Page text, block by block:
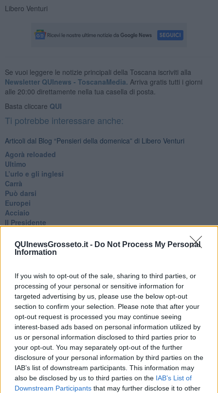
QUInewsGrosseto.it - Do Not Process My Personal
Information
If you wish to opt-out of the sale, sharing to third parties, or
processing of your personal or sensitive information for
targeted advertising by us, please use the below opt-out
section to confirm your selection. Please note that after your
opt-out request is processed you may continue seeing
interest-based ads based on personal information utilized by
us or personal information disclosed to third parties prior to
your opt-out. You may separately opt-out of the further
disclosure of your personal information by third parties on the
IAB’s list of downstream participants. This information may
also be disclosed by us to third parties on the IAB’s List of
Downstream Participants that may further disclose it to other
Libero Venturi
Se vuoi leggere le notizie principali della Toscana iscriviti alla
Newsletter QUInews - ToscanaMedia. Arriva gratis tutti i giorni
alle 20:00 direttamente nella tua casella di posta.
Basta cliccare QUI
Ti potrebbe interessare anche:
Articoli dal Blog “Pensieri della domenica” di Libero Venturi
​Agorà reloaded
Ultimo
​L’urlo e gli inglesi
Carrà
Può darsi
Europei
Acciaio
Il Presidente
Insopportabile
​Mentre
​Cronaca di un vaccino annunciato
​Liberazione
Esternazioni
Vaxzevria
Nazionali
​Ricorrenze e celebrazioni
Marte
​Crapa pelada
​I soliti noti
Arie
​Vaccine Easing
No profit